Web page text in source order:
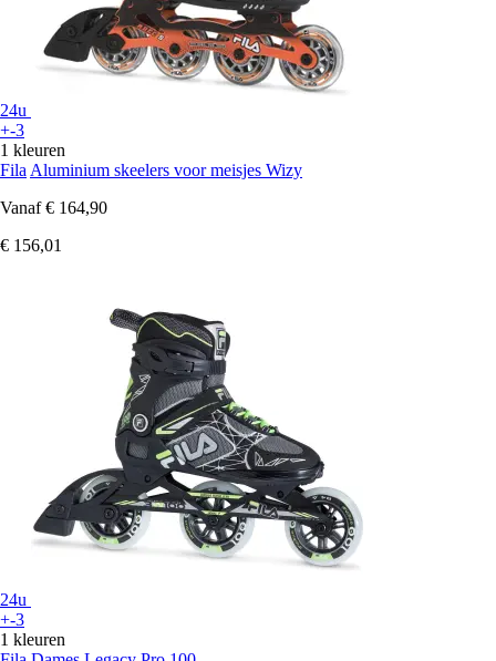
24u
+-3
1 kleuren
Fila Aluminium skeelers voor meisjes Wizy
Vanaf € 164,90
€ 156,01
24u
+-3
1 kleuren